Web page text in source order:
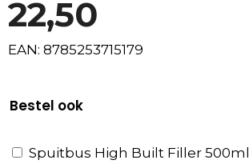
22,50
EAN: 8785253715179
Bestel ook
Spuitbus High Built Filler 500ml